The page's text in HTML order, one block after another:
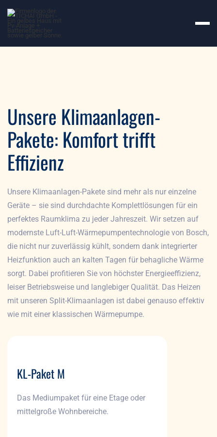
Unsere Klimaanlagen-
Pakete: Komfort trifft
Effizienz
Unsere Klimaanlagen-Pakete sind mehr als nur einzelne
Geräte – sie sind durchdachte Komplettlösungen für ein
perfektes Raumklima zu jeder Jahreszeit. Wir setzen auf
modernste Luft-Luft-Wärmepumpentechnologie von Bosch,
die nicht nur zuverlässig kühlt, sondern dank integrierter
Heizfunktion auch an kalten Tagen für behagliche Wärme
sorgt. Dabei profitieren Sie von höchster Energieeffizienz,
leiser Betriebsweise und langlebiger Qualität. Das Heizen
mit unseren Split-Klimaanlagen ist dabei genauso effektiv
wie mit einer klassischen Wärmepumpe.
KL-Paket M
Das Mediumpaket für eine Etage oder
mittelgroße Wohnbereiche.